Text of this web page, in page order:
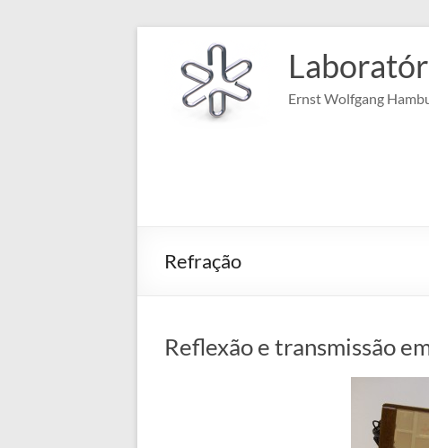
conteúdo
Ernst Wolfgang
Refração
Reflexão e transmissão